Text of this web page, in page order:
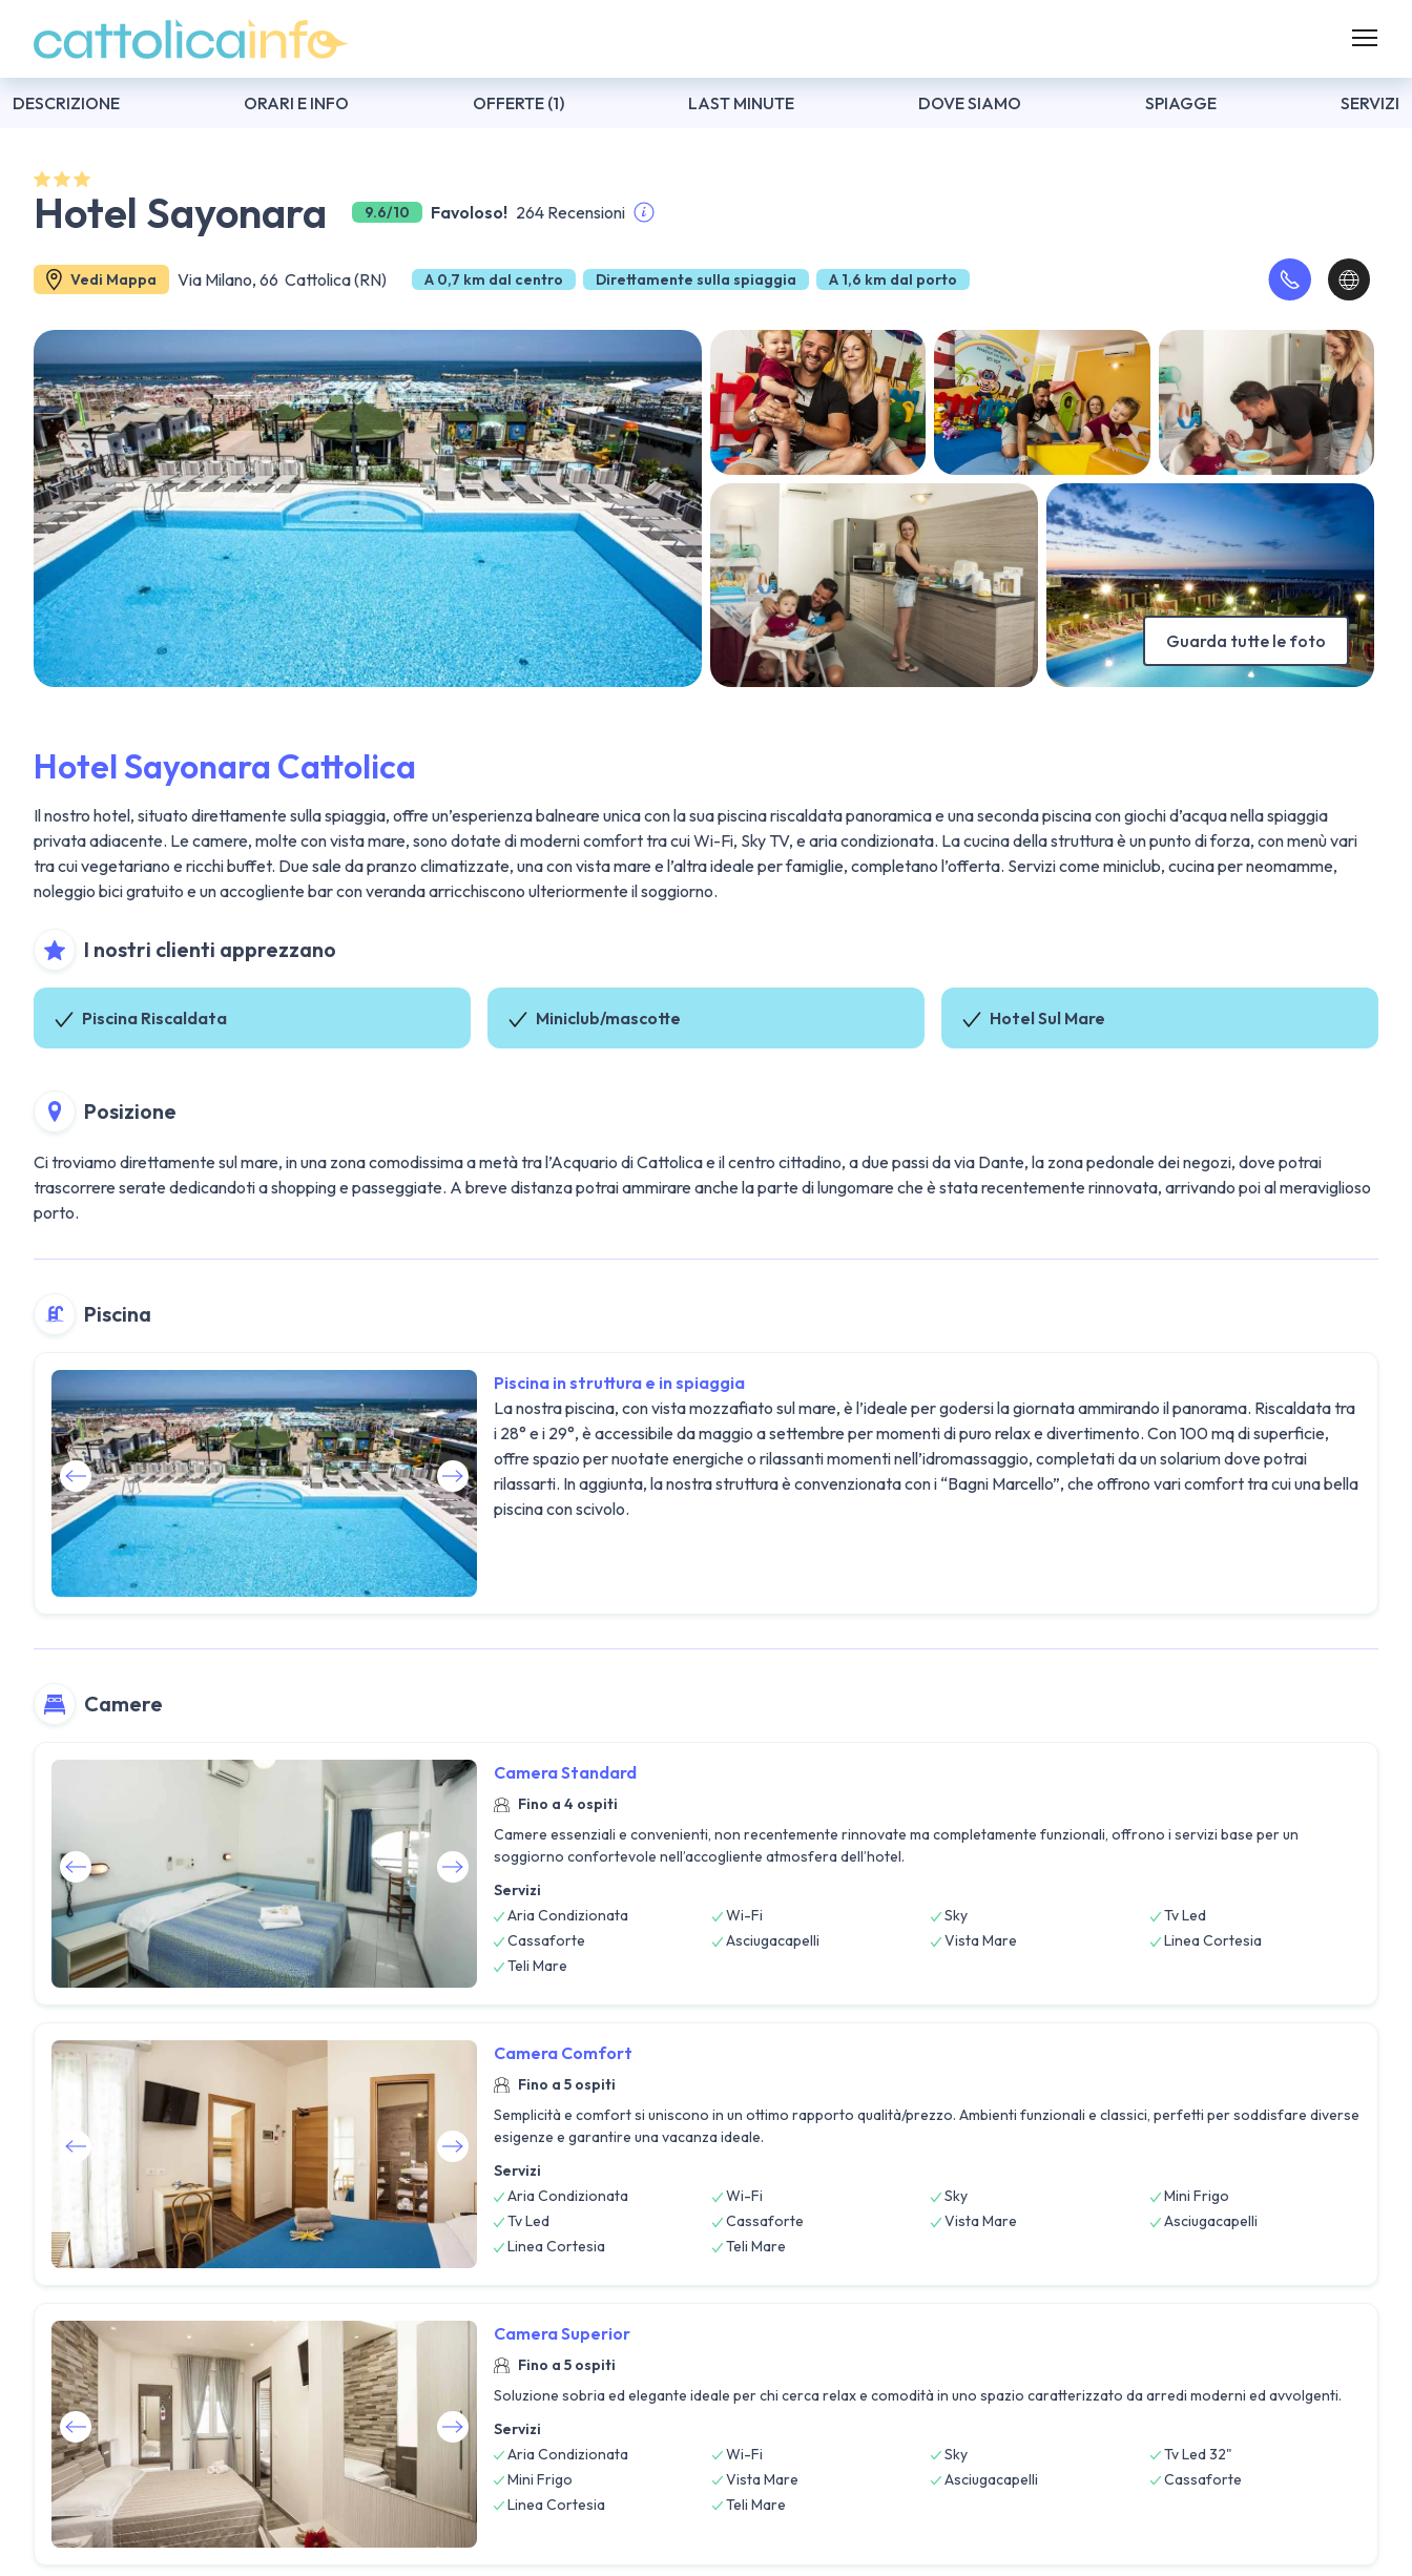
Hotel Sayonara 9.6/10 Favoloso! 264 Recensioni
Vedi Mappa Via Milano, 66 Cattolica (RN) A 0,7 km dal centro Direttamente sulla spiaggia A 1,6 km dal porto
Guarda tutte le foto
DESCRIZIONE ORARI E INFO OFFERTE (1) LAST MINUTE DOVE SIAMO SPIAGGE SERVIZI
Hotel Sayonara Cattolica
Il nostro hotel, situato direttamente sulla spiaggia, offre un’esperienza balneare unica con la sua piscina riscaldata panoramica e una seconda piscina con giochi d’acqua nella spiaggia
privata adiacente. Le camere, molte con vista mare, sono dotate di moderni comfort tra cui Wi-Fi, Sky TV, e aria condizionata. La cucina della struttura è un punto di forza, con menù vari
tra cui vegetariano e ricchi buffet. Due sale da pranzo climatizzate, una con vista mare e l’altra ideale per famiglie, completano l’offerta. Servizi come miniclub, cucina per neomamme,
noleggio bici gratuito e un accogliente bar con veranda arricchiscono ulteriormente il soggiorno.
I nostri clienti apprezzano
Piscina Riscaldata Miniclub/mascotte Hotel Sul Mare
Posizione
Ci troviamo direttamente sul mare, in una zona comodissima a metà tra l’Acquario di Cattolica e il centro cittadino, a due passi da via Dante, la zona pedonale dei negozi, dove potrai
trascorrere serate dedicandoti a shopping e passeggiate. A breve distanza potrai ammirare anche la parte di lungomare che è stata recentemente rinnovata, arrivando poi al meraviglioso
porto.
Piscina
Piscina in struttura e in spiaggia
La nostra piscina, con vista mozzafiato sul mare, è l’ideale per godersi la giornata ammirando il panorama. Riscaldata tra
i 28° e i 29°, è accessibile da maggio a settembre per momenti di puro relax e divertimento. Con 100 mq di superficie,
offre spazio per nuotate energiche o rilassanti momenti nell’idromassaggio, completati da un solarium dove potrai
rilassarti. In aggiunta, la nostra struttura è convenzionata con i “Bagni Marcello”, che offrono vari comfort tra cui una bella
piscina con scivolo.
Camere
Camera Standard
Fino a 4 ospiti
Camere essenziali e convenienti, non recentemente rinnovate ma completamente funzionali, offrono i servizi base per un
soggiorno confortevole nell’accogliente atmosfera dell’hotel.
Servizi
Aria Condizionata
Wi-Fi Sky
Tv Led
Cassaforte
Asciugacapelli Vista Mare
Linea Cortesia
Teli Mare
Camera Comfort
Fino a 5 ospiti
Semplicità e comfort si uniscono in un ottimo rapporto qualità/prezzo. Ambienti funzionali e classici, perfetti per soddisfare diverse
esigenze e garantire una vacanza ideale.
Servizi
Aria Condizionata
Wi-Fi Sky
Mini Frigo
Tv Led
Cassaforte Vista Mare
Asciugacapelli
Linea Cortesia
Teli Mare
Camera Superior
Fino a 5 ospiti
Soluzione sobria ed elegante ideale per chi cerca relax e comodità in uno spazio caratterizzato da arredi moderni ed avvolgenti.
Servizi
Aria Condizionata
Wi-Fi Sky
Tv Led 32"
Mini Frigo
Vista Mare Asciugacapelli
Cassaforte
Linea Cortesia
Teli Mare